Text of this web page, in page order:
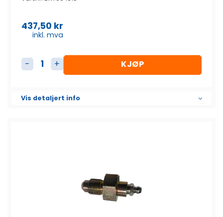
437,50 kr
inkl. mva
Fettnippel beltestrammer antall
KJØP
Vis detaljert info